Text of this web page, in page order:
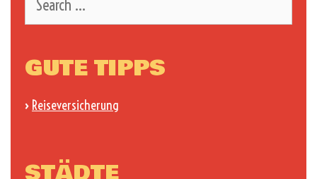
for:
GUTE TIPPS
› Reiseversicherung